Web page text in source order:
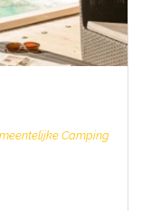
Camping